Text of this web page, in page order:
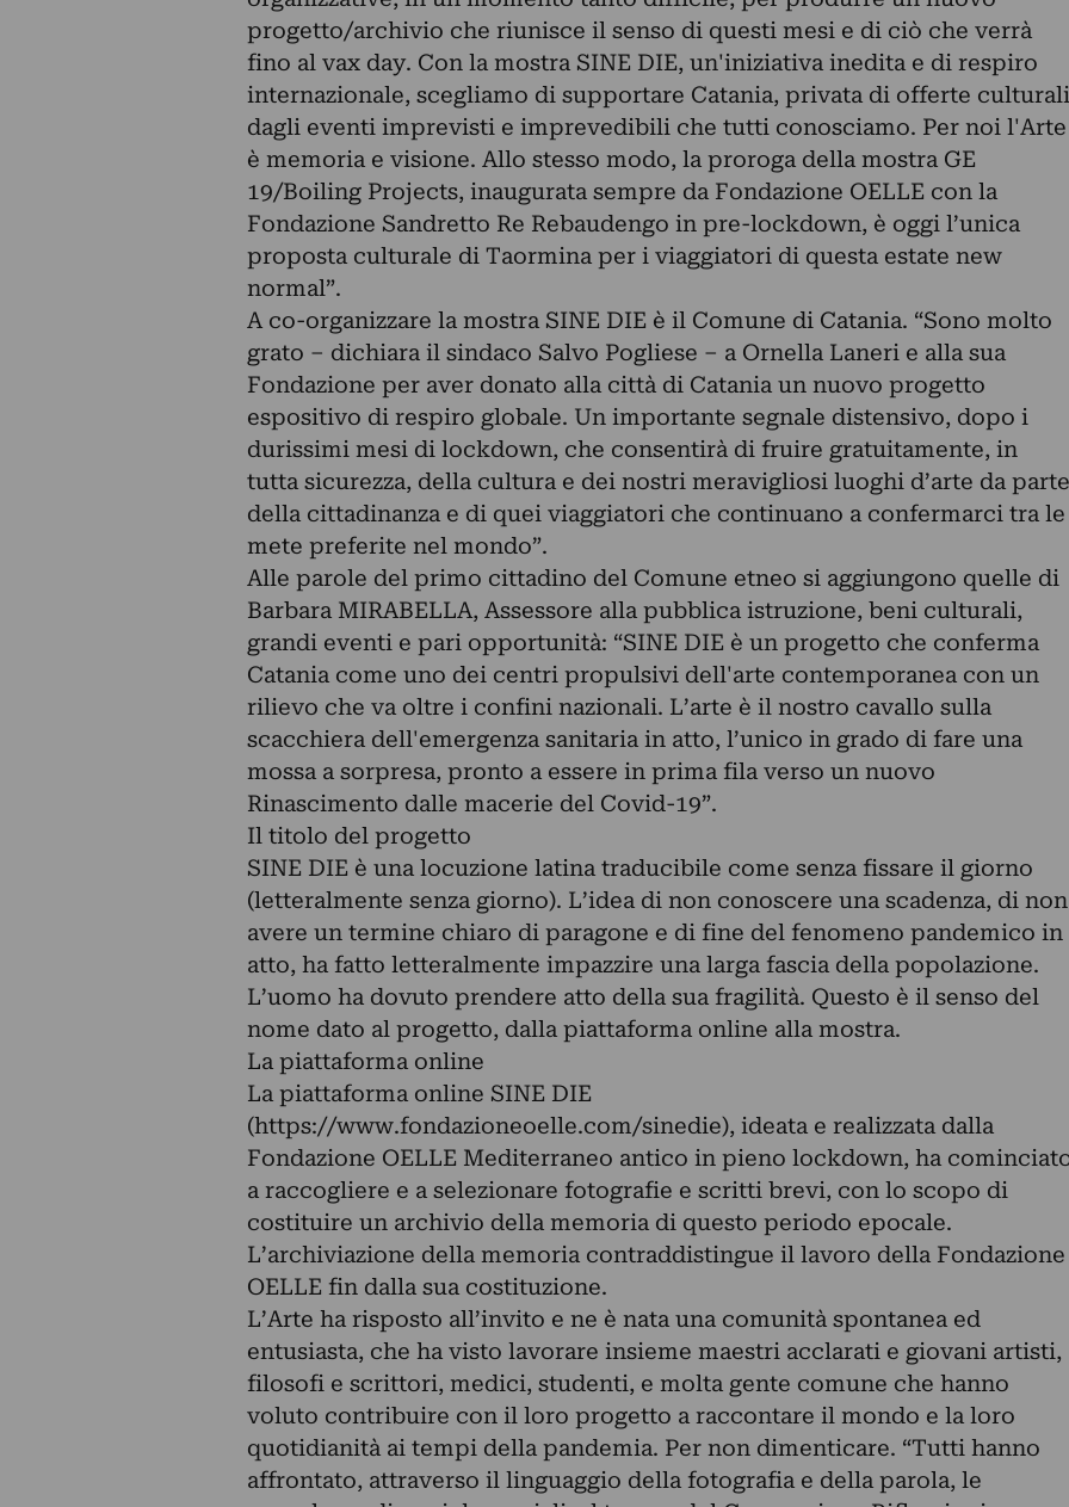
progetto/archivio che riunisce il senso di questi mesi e di ciò che verrà
fino al vax day. Con la mostra SINE DIE, un'iniziativa inedita e di respiro
internazionale, scegliamo di supportare Catania, privata di offerte culturali
dagli eventi imprevisti e imprevedibili che tutti conosciamo. Per noi l'Arte
è memoria e visione. Allo stesso modo, la proroga della mostra GE
19/Boiling Projects, inaugurata sempre da Fondazione OELLE con la
Fondazione Sandretto Re Rebaudengo in pre-lockdown, è oggi l’unica
proposta culturale di Taormina per i viaggiatori di questa estate new
normal”.
A co-organizzare la mostra SINE DIE è il Comune di Catania. “Sono molto
grato – dichiara il sindaco Salvo Pogliese – a Ornella Laneri e alla sua
Fondazione per aver donato alla città di Catania un nuovo progetto
espositivo di respiro globale. Un importante segnale distensivo, dopo i
durissimi mesi di lockdown, che consentirà di fruire gratuitamente, in
tutta sicurezza, della cultura e dei nostri meravigliosi luoghi d’arte da parte
della cittadinanza e di quei viaggiatori che continuano a confermarci tra le
mete preferite nel mondo”.
Alle parole del primo cittadino del Comune etneo si aggiungono quelle di
Barbara MIRABELLA, Assessore alla pubblica istruzione, beni culturali,
grandi eventi e pari opportunità: “SINE DIE è un progetto che conferma
Catania come uno dei centri propulsivi dell'arte contemporanea con un
rilievo che va oltre i confini nazionali. L’arte è il nostro cavallo sulla
scacchiera dell'emergenza sanitaria in atto, l’unico in grado di fare una
mossa a sorpresa, pronto a essere in prima fila verso un nuovo
Rinascimento dalle macerie del Covid-19”.
Il titolo del progetto
SINE DIE è una locuzione latina traducibile come senza fissare il giorno
(letteralmente senza giorno). L’idea di non conoscere una scadenza, di non
avere un termine chiaro di paragone e di fine del fenomeno pandemico in
atto, ha fatto letteralmente impazzire una larga fascia della popolazione.
L’uomo ha dovuto prendere atto della sua fragilità. Questo è il senso del
nome dato al progetto, dalla piattaforma online alla mostra.
La piattaforma online
La piattaforma online SINE DIE
(https://www.fondazioneoelle.com/sinedie), ideata e realizzata dalla
Fondazione OELLE Mediterraneo antico in pieno lockdown, ha
a raccogliere e a selezionare fotografie e scritti brevi, con lo scopo di
costituire un archivio della memoria di questo periodo epocale.
L’archiviazione della memoria contraddistingue il lavoro della Fondazione
OELLE fin dalla sua costituzione.
L’Arte ha risposto all’invito e ne è nata una comunità spontanea ed
entusiasta, che ha visto lavorare insieme maestri acclarati e giovani artisti,
filosofi e scrittori, medici, studenti, e molta gente comune che hanno
voluto contribuire con il loro progetto a raccontare il mondo e la loro
quotidianità ai tempi della pandemia. Per non dimenticare. “Tutti hanno
affrontato, attraverso il linguaggio della fotografia e della parola, le